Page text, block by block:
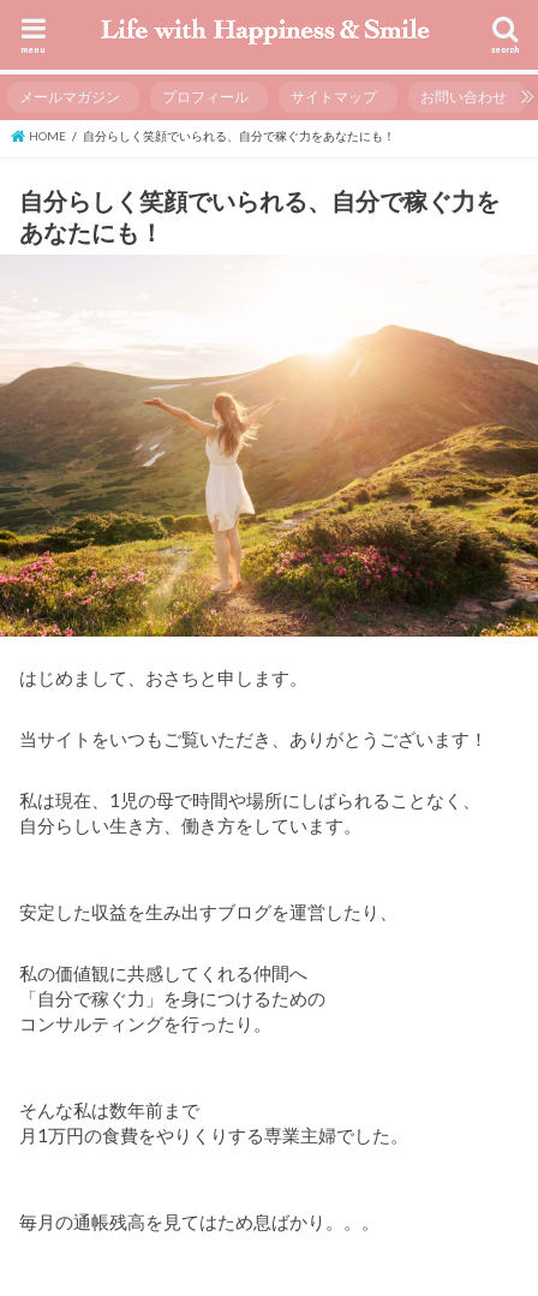
search
menu
メールマガジン プロフィール サイトマップ お問い合わせ
HOME 自分らしく笑顔でいられる、自分で稼ぐ力をあなたにも！
自分らしく笑顔でいられる、自分で稼ぐ力を
あなたにも！
はじめまして、おさちと申します。
当サイトをいつもご覧いただき、ありがとうございます！
私は現在、1児の母で時間や場所にしばられることなく、
自分らしい生き方、働き方をしています。
安定した収益を生み出すブログを運営したり、
私の価値観に共感してくれる仲間へ
「自分で稼ぐ力」を身につけるための
コンサルティングを行ったり。
そんな私は数年前まで
月1万円の食費をやりくりする専業主婦でした。
毎月の通帳残高を見てはため息ばかり。。。